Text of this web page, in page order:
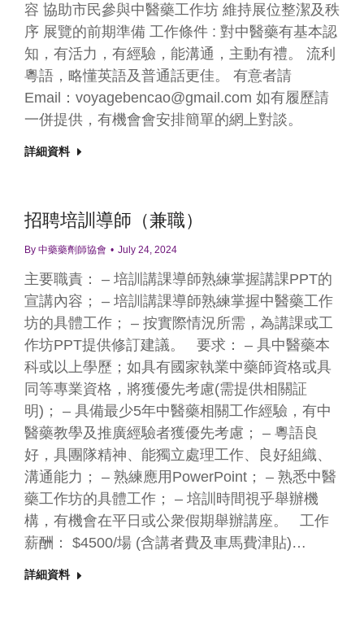
容 協助市民參與中醫藥工作坊 維持展位整潔及秩
序 展覽的前期準備 工作條件 : 對中醫藥有基本認
知，有活力，有經驗，能溝通，主動有禮。 流利
粵語，略懂英語及普通話更佳。 有意者請
Email：voyagebencao@gmail.com 如有履歷請
一併提供，有機會會安排簡單的網上對談。
詳細資料
招聘培訓導師（兼職）
By 中藥藥劑師協會 July 24, 2024
主要職責： – 培訓講課導師熟練掌握講課PPT的
宣講內容； – 培訓講課導師熟練掌握中醫藥工作
坊的具體工作； – 按實際情況所需，為講課或工
作坊PPT提供修訂建議。 要求： – 具中醫藥本
科或以上學歷；如具有國家執業中藥師資格或具
同等專業資格，將獲優先考慮(需提供相關証
明)； – 具備最少5年中醫藥相關工作經驗，有中
醫藥教學及推廣經驗者獲優先考慮； – 粵語良
好，具團隊精神、能獨立處理工作、良好組織、
溝通能力； – 熟練應用PowerPoint； – 熟悉中醫
藥工作坊的具體工作； – 培訓時間視乎舉辦機
構，有機會在平日或公衆假期舉辦講座。 工作
薪酬： $4500/場 (含講者費及車馬費津貼)…
詳細資料